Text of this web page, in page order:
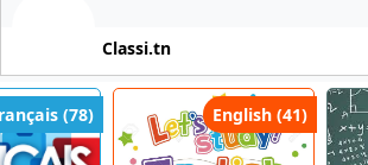
Classi.tn
(78) English (41)